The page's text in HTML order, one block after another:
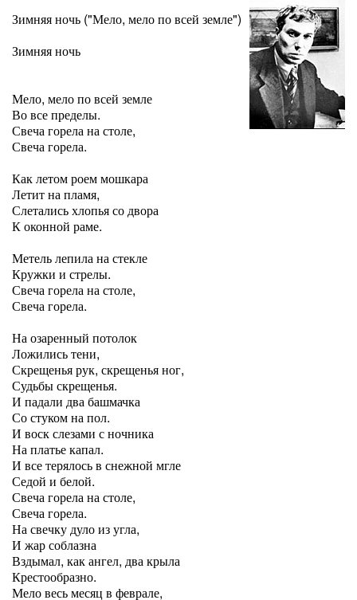
Зимняя ночь ("Мело, мело по всей земле")
Зимняя ночь
Мело, мело по всей земле
Во все пределы.
Свеча горела на столе,
Свеча горела.
Как летом роем мошкара
Летит на пламя,
Слетались хлопья со двора
К оконной раме.
Метель лепила на стекле
Кружки и стрелы.
Свеча горела на столе,
Свеча горела.
На озаренный потолок
Ложились тени,
Скрещенья рук, скрещенья ног,
Судьбы скрещенья.
И падали два башмачка
Со стуком на пол.
И воск слезами с ночника
На платье капал.
И все терялось в снежной мгле
Седой и белой.
Свеча горела на столе,
Свеча горела.
На свечку дуло из угла,
И жар соблазна
Вздымал, как ангел, два крыла
Крестообразно.
Мело весь месяц в феврале,